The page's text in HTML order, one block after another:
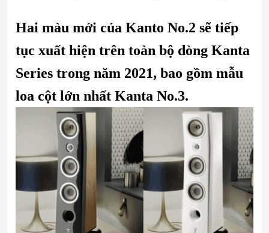
Hai màu mới của Kanto No.2 sẽ tiếp
tục xuất hiện trên toàn bộ dòng Kanta
Series trong năm 2021, bao gồm mẫu
loa cột lớn nhất Kanta No.3.